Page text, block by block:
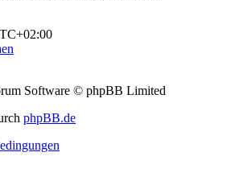
Software © phpBB Limited
phpBB.de